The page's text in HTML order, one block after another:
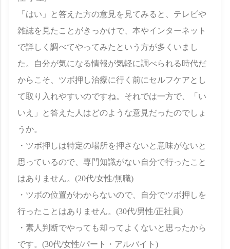
「はい」と答えた方の意見を見てみると、テレビや
雑誌を見たことがきっかけで、本やインターネット
で詳しく調べてやってみたという方が多くいまし
た。自分が気になる情報が気軽に調べられる時代だ
からこそ、ツボ押し治療に行く前にセルフケアとし
て取り入れやすいのですね。それでは一方で、「い
いえ」と答えた人はどのような意見だったのでしょ
うか。
・ツボ押しは特定の場所を押さないと意味がないと
思っているので、専門知識がない自分で行ったこと
はありません。(20代/女性/無職)
・ツボの位置がわからないので、自分でツボ押しを
行ったことはありません。(30代/男性/正社員)
・素人判断でやっても却ってよくないと思ったから
です。(30代/女性/パート・アルバイト)